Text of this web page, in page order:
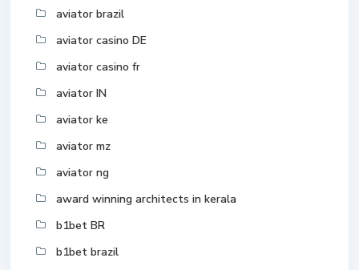
aviator brazil
aviator casino DE
aviator casino fr
aviator IN
aviator ke
aviator mz
aviator ng
award winning architects in kerala
b1bet BR
b1bet brazil